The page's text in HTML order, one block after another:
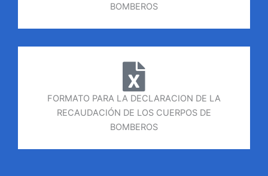
BOMBEROS
FORMATO PARA LA DECLARACION DE LA
RECAUDACIÓN DE LOS CUERPOS DE
BOMBEROS